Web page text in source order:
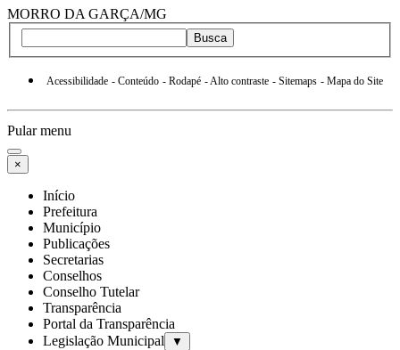
MORRO DA GARÇA/MG
Busca
Acessibilidade - Conteúdo - Rodapé - Alto contraste - Sitemaps - Mapa do Site
Pular menu
×
Início
Prefeitura
Município
Publicações
Secretarias
Conselhos
Conselho Tutelar
Transparência
Portal da Transparência
Legislação Municipal
▼